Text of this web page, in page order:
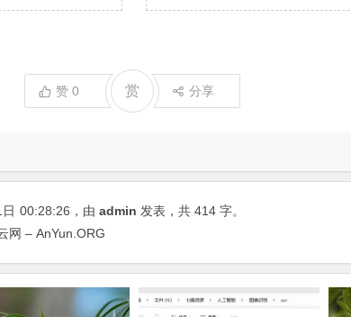
赞0 赏 分享
00:28:26 ，由 admin 发表，共 414 字。
网 – AnYun.ORG